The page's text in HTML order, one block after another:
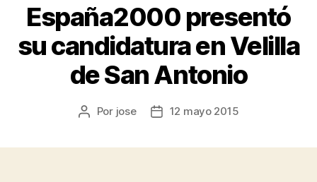
España2000 presentó
su candidatura en Velilla
de San Antonio
Por jose 12 mayo 2015